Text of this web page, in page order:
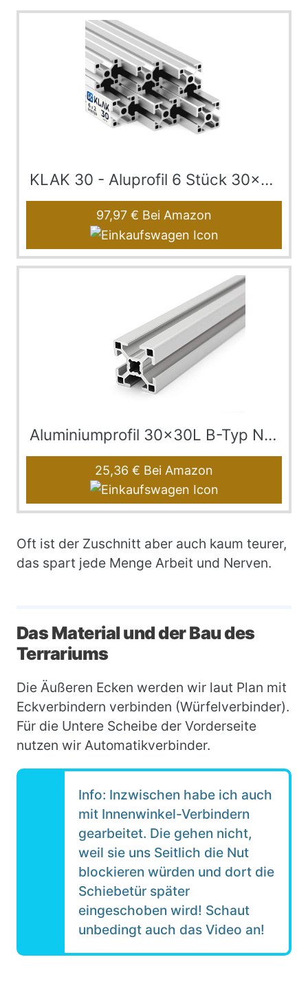
KLAK 30 - Aluprofil 6 Stück 30x30mm 2m System-, K…
97,97 € Bei Amazon
Aluminiumprofil 30x30L B-Typ Nut 8 (leicht), silbe…
25,36 € Bei Amazon
Oft ist der Zuschnitt aber auch kaum teurer,
das spart jede Menge Arbeit und Nerven.
Das Material und der Bau des
Terrariums
Die Äußeren Ecken werden wir laut Plan mit
Eckverbindern verbinden (Würfelverbinder).
Für die Untere Scheibe der Vorderseite
nutzen wir Automatikverbinder.
Info: Inzwischen habe ich auch
mit Innenwinkel-Verbindern
gearbeitet. Die gehen nicht,
weil sie uns Seitlich die Nut
blockieren würden und dort die
Schiebetür später
eingeschoben wird! Schaut
unbedingt auch das Video an!